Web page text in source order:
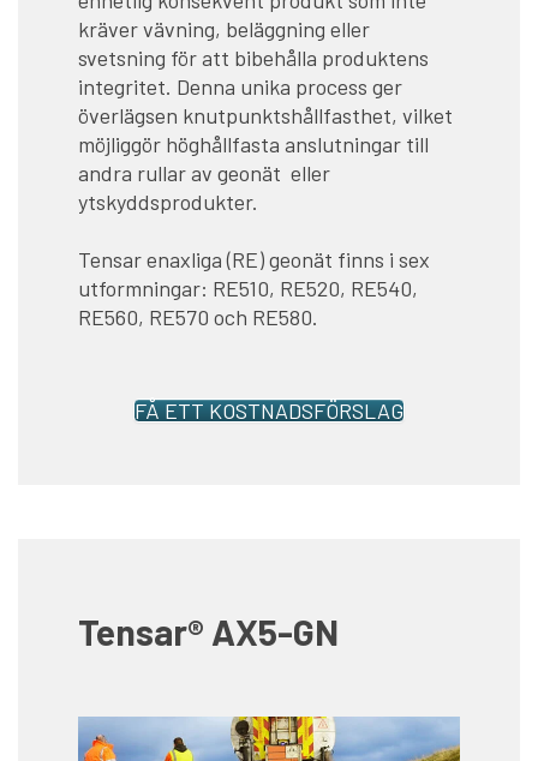
kräver vävning, beläggning eller
svetsning för att bibehålla produktens
integritet. Denna unika process ger
överlägsen knutpunktshållfasthet, vilket
möjliggör höghållfasta anslutningar till
andra rullar av geonät eller
ytskyddsprodukter.
Tensar enaxliga (RE) geonät finns i sex
utformningar: RE510, RE520, RE540,
RE560, RE570 och RE580.
FÅ ETT KOSTNADSFÖRSLAG
Tensar® AX5-GN